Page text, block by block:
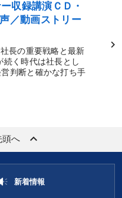
収録講演ＣＤ・
／動画ストリー
長の重要戦略と最新
く時代は社長とし
判断と確かな打ち手
頭へ keyboard_arrow_up
新着情報